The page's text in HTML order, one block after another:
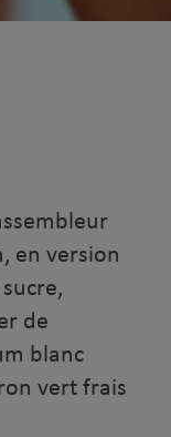
en version
de
blanc
vert frais